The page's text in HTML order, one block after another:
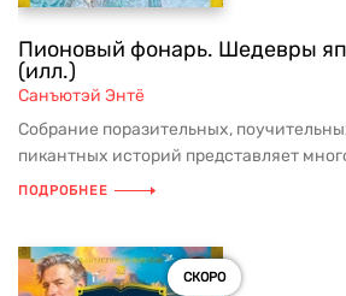
Пионовый фонарь. Шедевры
(илл.)
Санъютэй Энтё
Собрание поразительных,
пикантных историй представляет
ПОДРОБНЕЕ
СКОРО